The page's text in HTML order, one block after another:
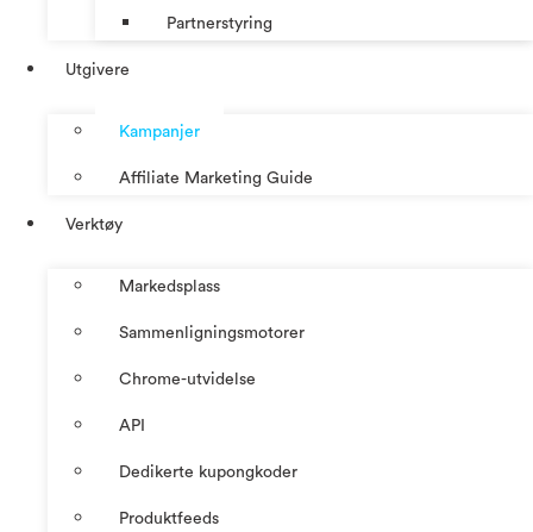
Partnerstyring
Utgivere
Kampanjer
Affiliate Marketing Guide
Verktøy
Markedsplass
Sammenligningsmotorer
Chrome-utvidelse
API
Dedikerte kupongkoder
Produktfeeds